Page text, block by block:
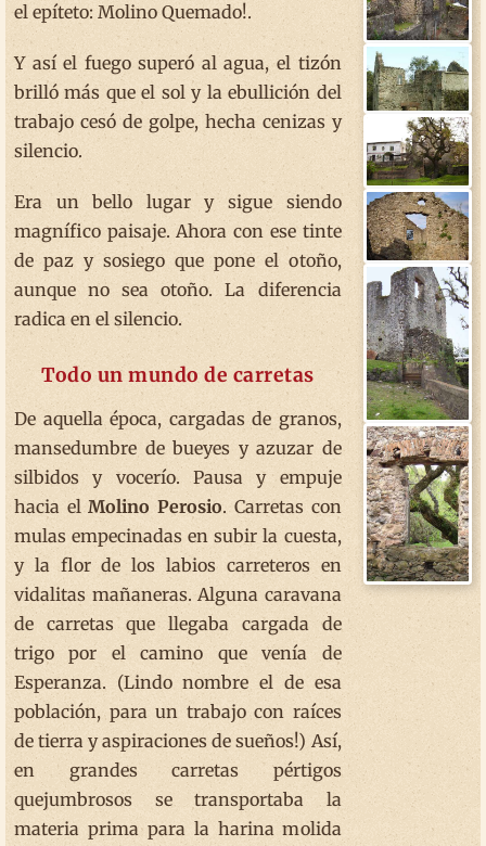
el epíteto: Molino Quemado!.
Y así el fuego superó al agua, el tizón
brilló más que el sol y la ebullición del
trabajo cesó de golpe, hecha cenizas y
silencio.
Era un bello lugar y sigue siendo
magnífico paisaje. Ahora con ese tinte
de paz y sosiego que pone el otoño,
aunque no sea otoño. La diferencia
radica en el silencio.
Todo un mundo de carretas
De aquella época, cargadas de granos,
mansedumbre de bueyes y azuzar de
silbidos y vocerío. Pausa y empuje
hacia elMolino Perosio. Carretas con
mulas empecinadas en subir la cuesta,
y la flor de los labios carreteros en
vidalitas mañaneras. Alguna caravana
de carretas que llegaba cargada de
trigo por el camino que venía de
Esperanza. (Lindo nombre el de esa
población, para un trabajo con raíces
de tierra y aspiraciones de sueños!) Así,
en grandes carretas pértigos
quejumbrosos se transportaba la
materia prima para la harina molida